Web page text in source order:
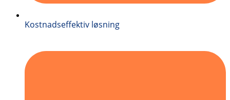
Kostnadseffektiv løsning